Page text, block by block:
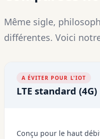
Même sigle,
différentes. Voici
A ÉVITER POUR L'IOT
LTE standard (4G)
Conçu pour le haut